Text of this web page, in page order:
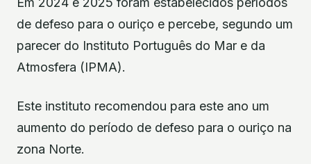
de defeso para o ouriço e percebe, segundo um
parecer do Instituto Português do Mar e da
Atmosfera (IPMA).
Este instituto recomendou para este ano um
aumento do período de defeso para o ouriço na
zona Norte.